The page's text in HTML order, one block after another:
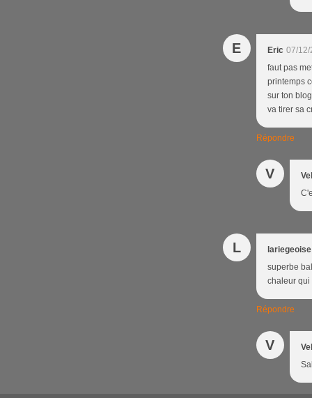
E Eric 07/12/
faut pas
printemps
sur ton
va tirer sa
Répondre
V
L
lariegeoise
superbe
chaleur qui
Répondre
V